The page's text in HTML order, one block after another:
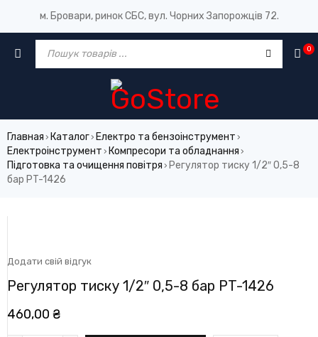
м. Бровари, ринок СБС, вул. Чорних Запорожців 72.
0
Главная › Каталог› Електро та бензоінструмент ›
Електроінструмент › Компресори та обладнання ›
Підготовка та очищення повітря › Регулятор тиску 1/2″ 0,5-8
бар PT-1426
Додати свій відгук
Регулятор тиску 1/2″ 0,5-8 бар PT-1426
460,00 ₴